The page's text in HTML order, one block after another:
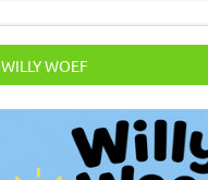
WILLY WOEF